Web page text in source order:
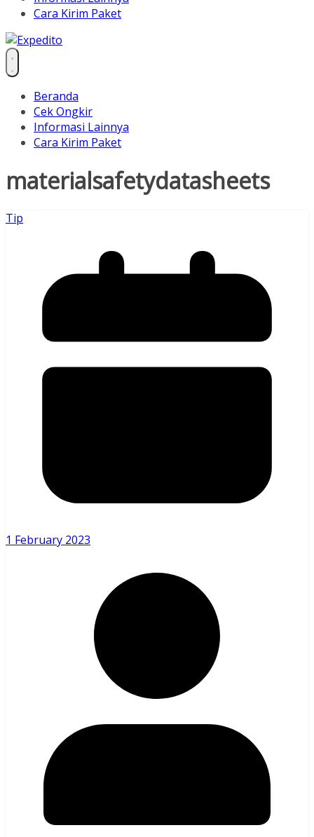
Cara Kirim Paket
Beranda
Cek Ongkir
Informasi Lainnya
Cara Kirim Paket
materialsafetydatasheets
Tip
1 February 2023